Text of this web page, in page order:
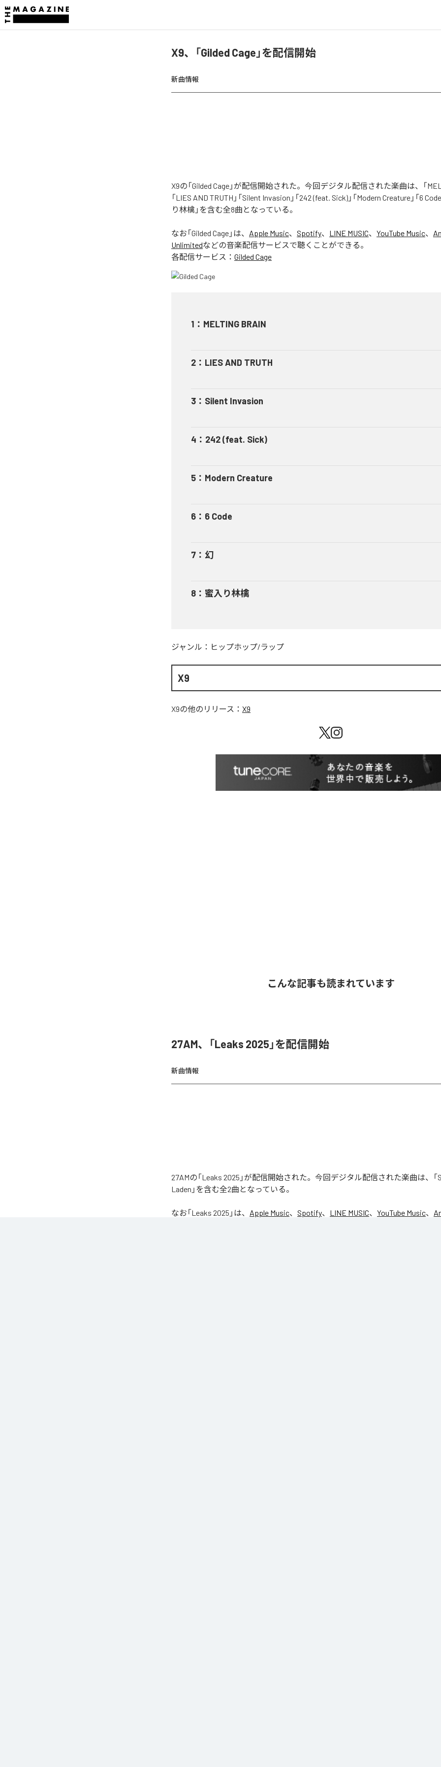
X9、「Gilded Cage」を配信開始
新曲情報
X9の「Gilded Cage」が配信開始された。今回デジタル配信された楽曲は、「
「LIES AND TRUTH」「Silent Invasion」「242 (feat. Sick)」「Modern Creature」「6 Code
り林檎」を含む全8曲となっている。
なお「Gilded Cage 」は、 Apple Music、 Spotify、 LINE MUSIC、 YouTube Music、
Unlimitedなどの音楽配信サービスで聴くことができる。
各配信サービス： Gilded Cage
1 ： MELTING BRAIN
2 ： LIES AND TRUTH
3 ： Silent Invasion
4 ： 242 (feat. Sick)
5 ： Modern Creature
6 ： 6 Code
7 ： 幻
8 ： 蜜入り林檎
ジャンル： ヒップホップ/ラップ
X9
X9の他のリリース： X9
こんな記事も読まれています
27AM、「Leaks 2025」を配信開始
新曲情報
27AMの「Leaks 2025」が配信開始された。今回デジタル配信された楽曲は、「
Laden」を含む全2曲となっている。
なお「Leaks 2025 」は、 Apple Music、 Spotify、 LINE MUSIC、 YouTube Music、